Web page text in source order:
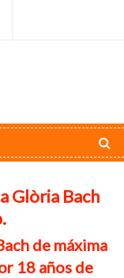
Glòria Bach
de máxima
18 años de